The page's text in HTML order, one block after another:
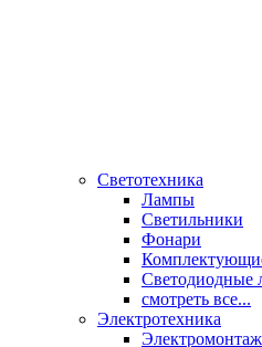
Светотехника
Лампы
Светильники
Фонари
Светодиодные
смотреть все...
Электротехника